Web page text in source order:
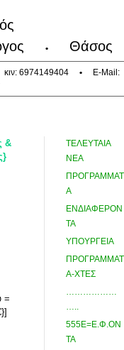
• Θάσος
κιν: 6974149404 •
E-Mail:
&
=
ΤΕΛΕΥΤΑΙΑ
ΝΕΑ
ΠΡΟΓΡΑΜΜΑΤ
Α
ΕΝΔΙΑΦΕΡΟΝ
ΤΑ
ΥΠΟΥΡΓΕΙΑ
ΠΡΟΓΡΑΜΜΑΤ
Α-ΧΤΕΣ
………………
…..
555Ε=Ε.Φ.ΟΝ
ΤΑ